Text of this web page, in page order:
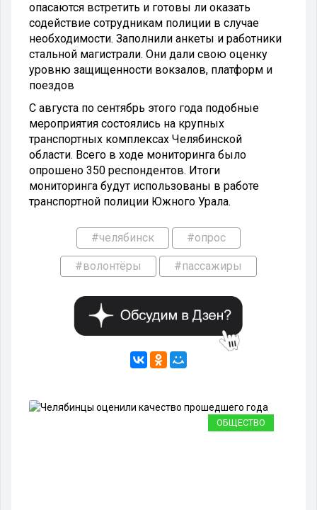
опасаются встретить и готовы ли оказать
содействие сотрудникам полиции в случае
необходимости. Заполнили анкеты и работники
стальной магистрали. Они дали свою оценку
уровню защищенности вокзалов, платформ и
поездов
С августа по сентябрь этого года подобные
мероприятия состоялись на крупных
транспортных комплексах Челябинской
области. Всего в ходе мониторинга было
опрошено 350 респондентов. Итоги
мониторинга будут использованы в работе
транспортной полиции Южного Урала.
#челябинск #опрос
#волонтёры #пассажиры